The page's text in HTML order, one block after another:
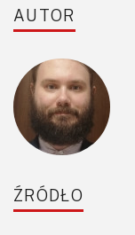
AUTOR
ŹRÓDŁO